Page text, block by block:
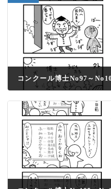
コンクール博士No97～